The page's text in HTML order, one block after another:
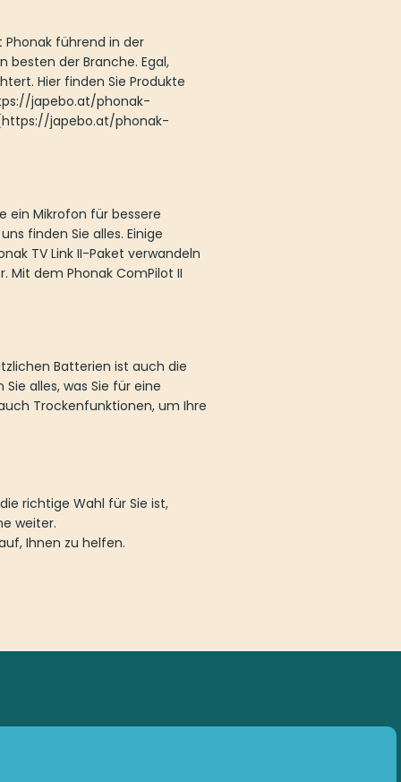
Phonak führend in der
besten der Branche. Egal,
Hier finden Sie Produkte
japebo.at/phonak-
japebo.at/phonak-
ein Mikrofon für bessere
finden Sie alles. Einige
TV Link II-Paket verwandeln
Mit dem Phonak ComPilot II
Batterien ist auch die
alles, was Sie für eine
Trockenfunktionen, um Ihre
richtige Wahl für Sie ist,
weiter.
Ihnen zu helfen.